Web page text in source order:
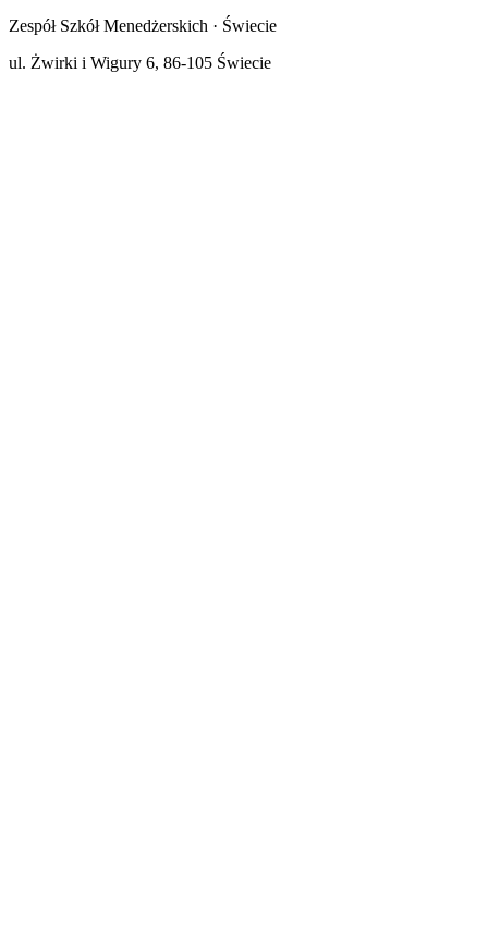
Zespół Szkół Menedżerskich · Świecie
ul. Żwirki i Wigury 6, 86-105 Świecie